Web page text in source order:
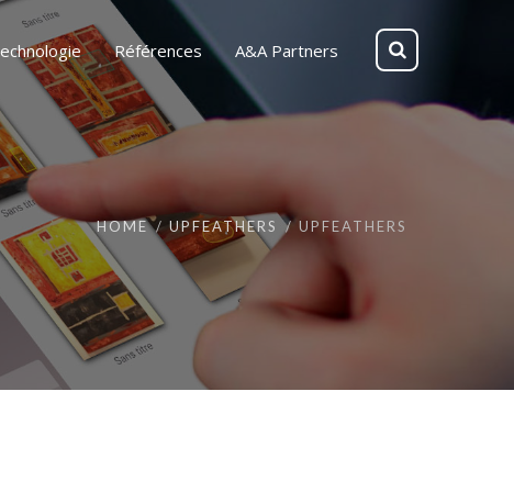
Références A&A Partners
HOME UPFEATHERS UPFEATHERS